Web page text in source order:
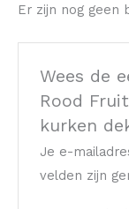
Er zijn nog geen
Wees de
Rood
kurken
Je e-
velden zijn